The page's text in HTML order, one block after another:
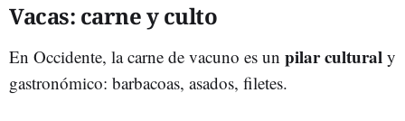
Vacas: carne y culto
En Occidente, la carne de vacuno es un pilar cultural y
gastronómico: barbacoas, asados, filetes.